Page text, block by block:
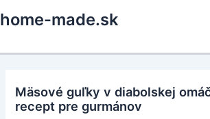
to
home-made.sk
Mäsové guľky v diabolskej
recept pre gurmánov